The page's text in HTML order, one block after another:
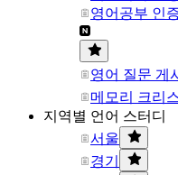
영어공부 인
영어 질문 게
메모리 크리
지역별 언어 스터디
서울
경기